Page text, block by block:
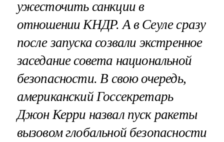
ужесточить санкции в
отношении КНДР. А в Сеуле сразу
после запуска созвали экстренное
заседание совета национальной
безопасности. В свою очередь,
американский Госсекретарь
Джон Керри назвал пуск ракеты
вызовом глобальной безопасности